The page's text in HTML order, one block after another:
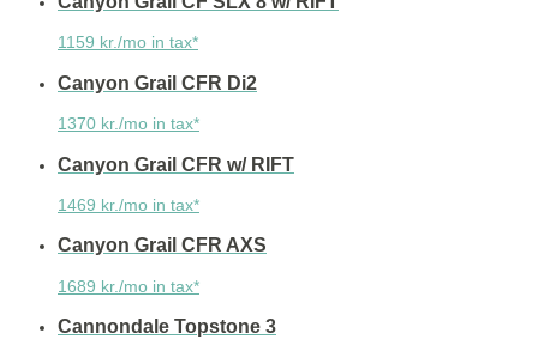
1159 kr./mo in tax*
Canyon Grail CFR Di2
1370 kr./mo in tax*
Canyon Grail CFR w/ RIFT
1469 kr./mo in tax*
Canyon Grail CFR AXS
1689 kr./mo in tax*
Cannondale Topstone 3